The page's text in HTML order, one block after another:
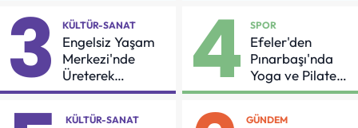
3 KÜLTÜR-SANAT
Engelsiz Yaşam
Merkezi'nde
Üreterek
Güçleniyorlar
4 SPOR
Efeler'den
Pınarbaşı'nda
Yoga ve Pilates
Buluşması
KÜLTÜR-SANAT GÜNDEM